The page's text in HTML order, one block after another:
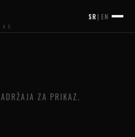
SR | EN
ZA PRIKAZ.